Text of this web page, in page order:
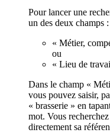
Pour lancer une
un des deux champs :
« Métier,
ou
« Lieu de
Dans le champ «
vous pouvez saisir,
« brasserie » en
mot. Vous
directement sa